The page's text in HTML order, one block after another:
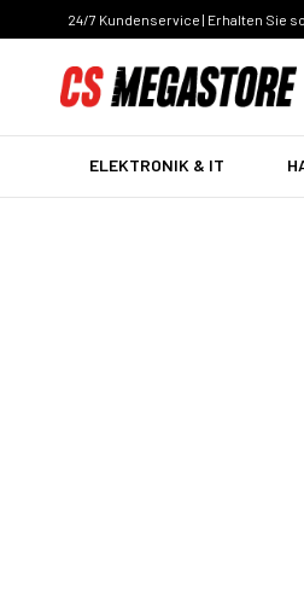
24/7 Kundenservice | Erhalten Sie
ELEKTRONIK & IT